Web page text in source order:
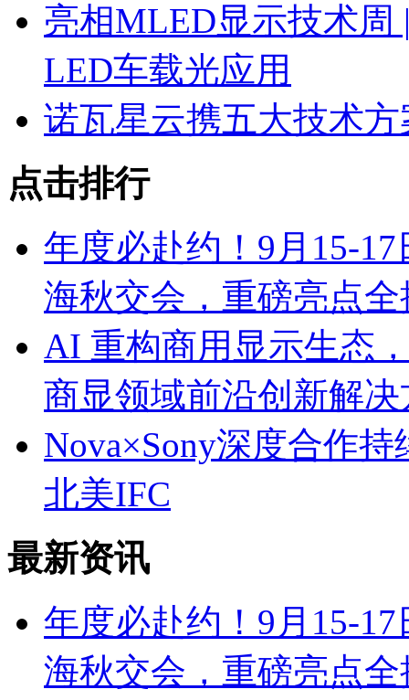
亮相MLED显示技术
LED车载光应用
诺瓦星云携五大技术
点击排行
年度必赴约！9月15-
海秋交会，重磅亮点
AI 重构商用显示生态
商显领域前沿创新解决
Nova×Sony深度合作
北美IFC
最新资讯
年度必赴约！9月15-
海秋交会，重磅亮点